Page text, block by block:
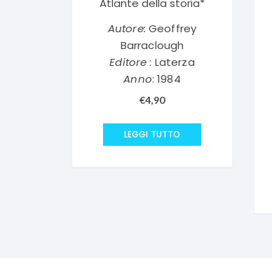
Atlante della storia*
Autore: Geoffrey
Barraclough
Editore: Laterza
Anno: 1984
€4,90
LEGGI TUTTO